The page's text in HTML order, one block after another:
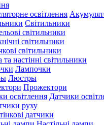
Світильники
світильники
світильники
світильники
та настінні світильники
Лампочки
Люстры
Прожектори
Датчики
руху
датчики